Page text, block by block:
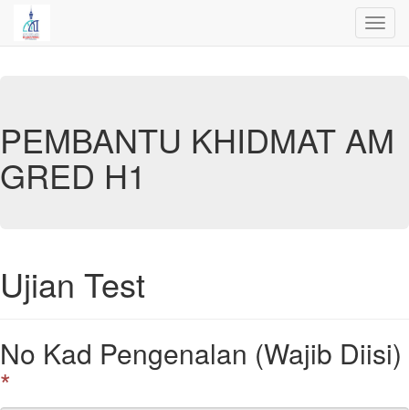
PEMBANTU KHIDMAT AM
GRED H1
Ujian Test
No Kad Pengenalan (Wajib Diisi)
*